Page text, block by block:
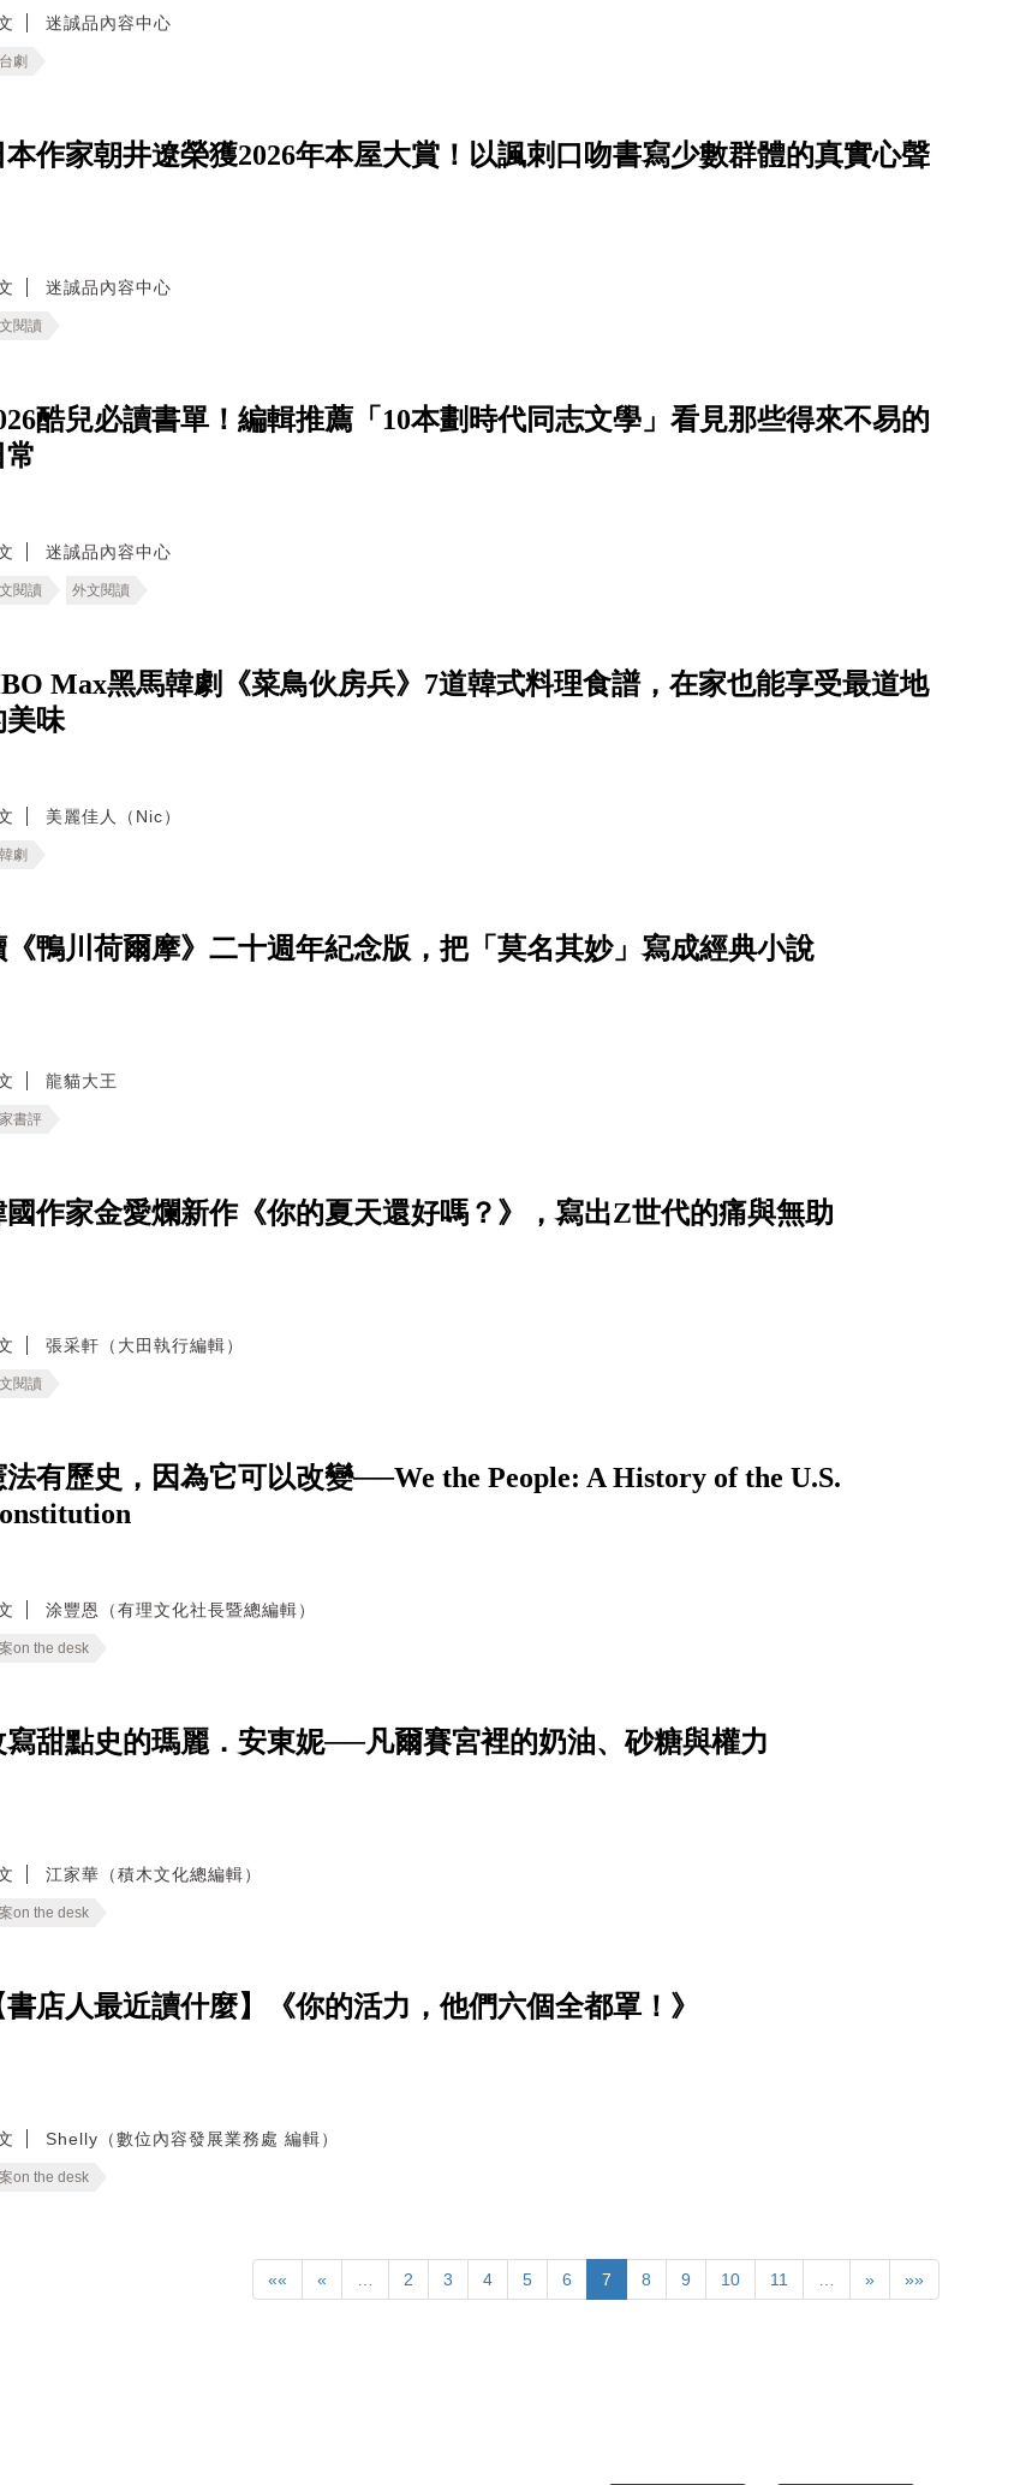
迷誠品內容中心
劇
本作家朝井遼榮獲2026年本屋大賞！以諷刺口吻書寫少數群體的真實心聲
迷誠品內容中心
閱讀
酷兒必讀書單！編輯推薦「10本劃時代同志文學」看見那些得來不易的
常
迷誠品內容中心
閱讀 外文閱讀
Max黑馬韓劇《菜鳥伙房兵》7道韓式料理食譜，在家也能享受最道地
美味
美麗佳人（Nic）
劇
《鴨川荷爾摩》二十週年紀念版，把「莫名其妙」寫成經典小說
龍貓大王
書評
國作家金愛爛新作《你的夏天還好嗎？》，寫出Z世代的痛與無助
張采軒（大田執行編輯）
閱讀
法有歷史，因為它可以改變──We the People: A History of the U.S.
涂豐恩（有理文化社長暨總編輯）
on the desk
寫甜點史的瑪麗．安東妮──凡爾賽宮裡的奶油、砂糖與權力
江家華（積木文化總編輯）
on the desk
書店人最近讀什麼】《你的活力，他們六個全都罩！》
Shelly（數位內容發展業務處 編輯）
on the desk
«« « … 2 3 4 5 6 7 8 9 10 11 … » »»